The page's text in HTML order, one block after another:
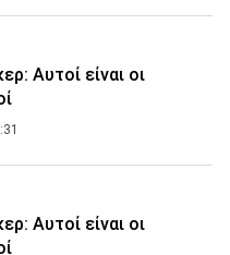
Αυτοί είναι οι
Αυτοί είναι οι